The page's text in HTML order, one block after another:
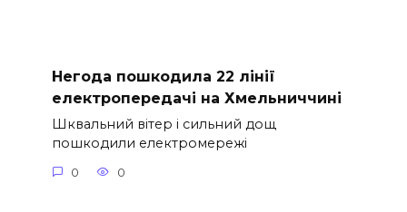
Негода пошкодила 22 лінії
електропередачі на Хмельниччині
Шквальний вітер і сильний дощ
пошкодили електромережі
0 0